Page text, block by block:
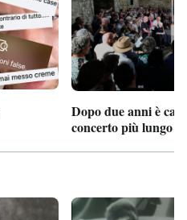
Dopo due anni è
concerto più lungo